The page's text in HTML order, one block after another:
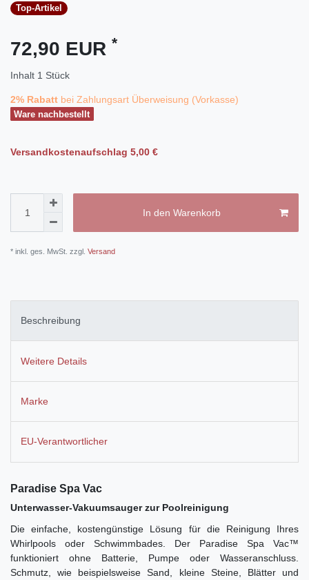
Top-Artikel
72,90 EUR *
Inhalt 1 Stück
2% Rabatt bei Zahlungsart Überweisung (Vorkasse)
Ware nachbestellt
Versandkostenaufschlag 5,00 €
In den Warenkorb
* inkl. ges. MwSt. zzgl. Versand
Beschreibung
Weitere Details
Marke
EU-Verantwortlicher
Paradise Spa Vac
Unterwasser-Vakuumsauger zur Poolreinigung
Die einfache, kostengünstige Lösung für die Reinigung Ihres
Whirlpools oder Schwimmbades. Der Paradise Spa Vac™
funktioniert ohne Batterie, Pumpe oder Wasseranschluss.
Schmutz, wie beispielsweise Sand, kleine Steine, Blätter und